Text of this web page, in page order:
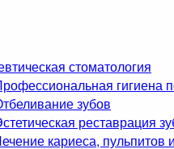
стоматология
гигиена
зубов
реставрация
кариеса, пульпитов и